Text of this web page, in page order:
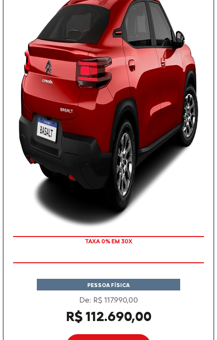
TAXA 0% EM 30X
PESSOA FÍSICA
De: R$ 117.990,00
R$ 112.690,00